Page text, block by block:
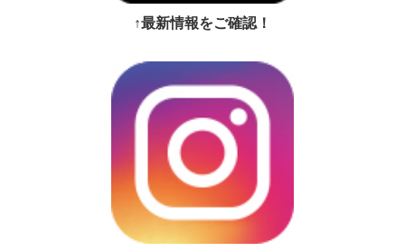
↑最新情報をご確認！